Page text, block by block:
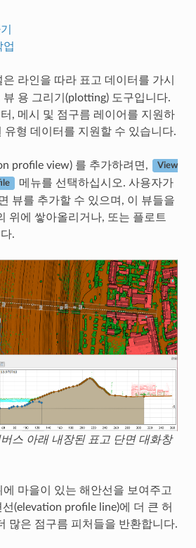
업
은 라인을 따라 표고 데이터를 가시
용 그리기(plotting) 도구입니다.
, 메시 및 점구름 레이어를 지원하
유형 데이터를 지원할 수 있습니다.
profile view) 를 추가하려면, View
메뉴를 선택하십시오. 사용자가
뷰를 추가할 수 있으며, 이 뷰들을
위에 쌓아올리거나, 또는 플로트
.
스 아래 내장된 표고 단면 대화창
마을이 있는 해안선을 보여주고
(elevation profile line)에 더 큰 허
많은 점구름 피처들을 반환합니다.